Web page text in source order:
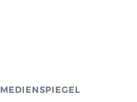
MEDIENSPIEGEL